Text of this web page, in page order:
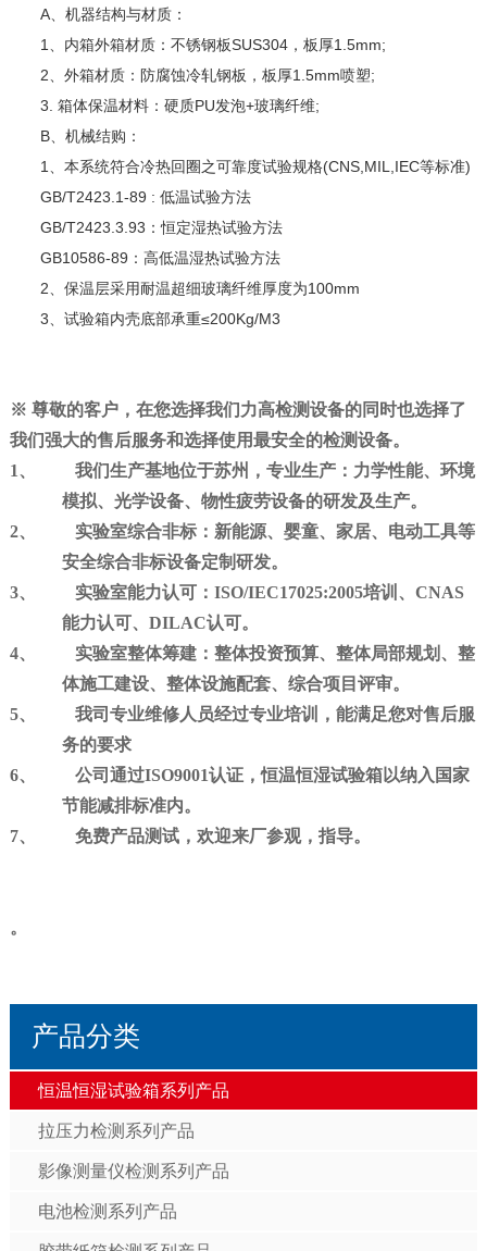
A、机器结构与材质：
1、内箱外箱材质：不锈钢板SUS304，板厚1.5mm;
2、外箱材质：防腐蚀冷轧钢板，板厚1.5mm喷塑;
3. 箱体保温材料：硬质PU发泡+玻璃纤维;
B、机械结购：
1、本系统符合冷热回圈之可靠度试验规格(CNS,MIL,IEC等标准)
GB/T2423.1-89 : 低温试验方法
GB/T2423.3.93：恒定湿热试验方法
GB10586-89：高低温湿热试验方法
2、保温层采用耐温超细玻璃纤维厚度为100mm
3、试验箱内壳底部承重≤200Kg/M3
※ 尊敬的客户，在您选择我们力高检测设备的同时也选择了
我们强大的售后服务和选择使用最安全的检测设备。
1、 我们生产基地位于苏州，专业生产： 力学性能、环境
模拟、光学设备、物性疲劳设备的研发及生产。
2、 实验室综合非标： 新能源、婴童、家居、电动工具等
安全综合非标设备定制研发。
3、 实验室能力认可： ISO/IEC17025:2005培训、CNAS
能力认可、DILAC认可。
4、 实验室整体筹建： 整体投资预算、整体局部规划、整
体施工建设、整体设施配套、综合项目评审。
5、 我司专业维修人员经过专业培训，能满足您对售后服
务的要求
6、 公司通过ISO9001认证，恒温恒湿试验箱以纳入国家
节能减排标准内。
7、 免费产品测试，欢迎来厂参观，指导。
。
产品分类
恒温恒湿试验箱系列产品
拉压力检测系列产品
影像测量仪检测系列产品
电池检测系列产品